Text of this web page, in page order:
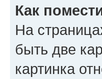
Как
На
быть две
картинка